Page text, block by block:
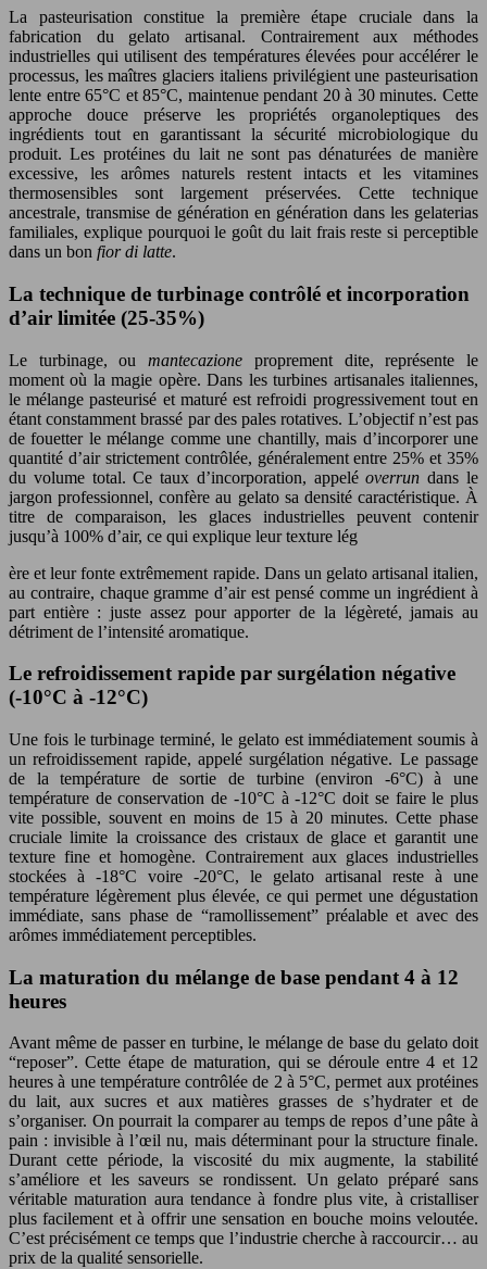
La pasteurisation constitue la première étape cruciale dans la
fabrication du gelato artisanal. Contrairement aux méthodes
industrielles qui utilisent des températures élevées pour accélérer le
processus, les maîtres glaciers italiens privilégient une pasteurisation
lente entre 65°C et 85°C, maintenue pendant 20 à 30 minutes. Cette
approche douce préserve les propriétés organoleptiques des
ingrédients tout en garantissant la sécurité microbiologique du
produit. Les protéines du lait ne sont pas dénaturées de manière
excessive, les arômes naturels restent intacts et les vitamines
thermosensibles sont largement préservées. Cette technique
ancestrale, transmise de génération en génération dans les gelaterias
familiales, explique pourquoi le goût du lait frais reste si perceptible
dans un bon fior di latte.
La technique de turbinage contrôlé et incorporation
d’air limitée (25-35%)
Le turbinage, oumantecazione proprement dite, représente le
moment où la magie opère. Dans les turbines artisanales italiennes,
le mélange pasteurisé et maturé est refroidi progressivement tout en
étant constamment brassé par des pales rotatives. L’objectif n’est pas
de fouetter le mélange comme une chantilly, mais d’incorporer une
quantité d’air strictement contrôlée, généralement entre 25% et 35%
du volume total. Ce taux d’incorporation, appeléoverrun dans le
jargon professionnel, confère au gelato sa densité caractéristique. À
titre de comparaison, les glaces industrielles peuvent contenir
jusqu’à 100% d’air, ce qui explique leur texture lég
ère et leur fonte extrêmement rapide. Dans un gelato artisanal italien,
au contraire, chaque gramme d’air est pensé comme un ingrédient à
part entière : juste assez pour apporter de la légèreté, jamais au
détriment de l’intensité aromatique.
Le refroidissement rapide par surgélation négative
(-10°C à -12°C)
Une fois le turbinage terminé, le gelato est immédiatement soumis à
un refroidissement rapide, appelé surgélation négative. Le passage
de la température de sortie de turbine (environ -6°C) à une
température de conservation de -10°C à -12°C doit se faire le plus
vite possible, souvent en moins de 15 à 20 minutes. Cette phase
cruciale limite la croissance des cristaux de glace et garantit une
texture fine et homogène. Contrairement aux glaces industrielles
stockées à -18°C voire -20°C, le gelato artisanal reste à une
température légèrement plus élevée, ce qui permet une dégustation
immédiate, sans phase de “ramollissement” préalable et avec des
arômes immédiatement perceptibles.
La maturation du mélange de base pendant 4 à 12
heures
Avant même de passer en turbine, le mélange de base du gelato doit
“reposer”. Cette étape de maturation, qui se déroule entre 4 et 12
heures à une température contrôlée de 2 à 5°C, permet aux protéines
du lait, aux sucres et aux matières grasses de s’hydrater et de
s’organiser. On pourrait la comparer au temps de repos d’une pâte à
pain : invisible à l’œil nu, mais déterminant pour la structure finale.
Durant cette période, la viscosité du mix augmente, la stabilité
s’améliore et les saveurs se rondissent. Un gelato préparé sans
véritable maturation aura tendance à fondre plus vite, à cristalliser
plus facilement et à offrir une sensation en bouche moins veloutée.
C’est précisément ce temps que l’industrie cherche à raccourcir… au
prix de la qualité sensorielle.